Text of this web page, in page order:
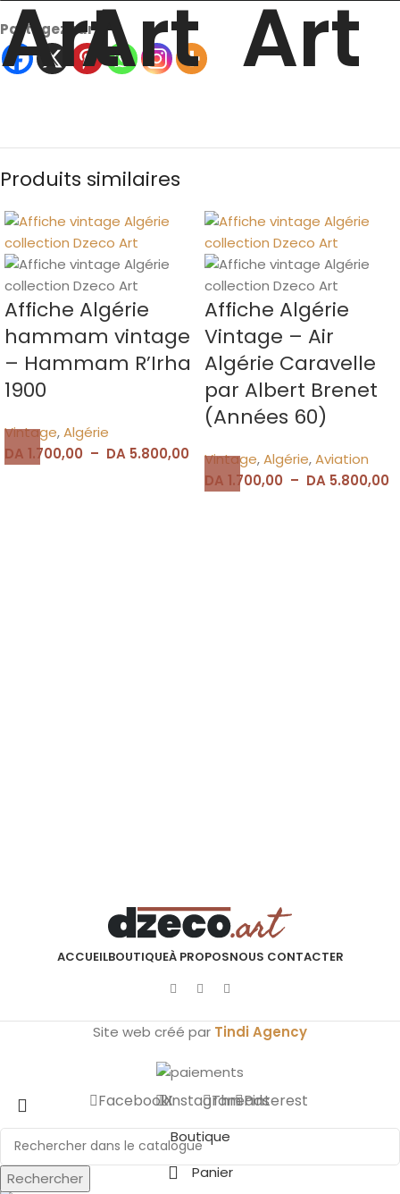
Partagez sur
Produits similaires
Affiche Algérie
hammam vintage
– Hammam R’Irha
1900
Vintage,Algérie
DA 1.700,00 – DA 5.800,00
Affiche Algérie
Vintage – Air
Algérie Caravelle
par Albert Brenet
(Années 60)
Vintage,Algérie,Aviation
DA 1.700,00 – DA 5.800,00
ACCUEILBOUTIQUEÀ PROPOSNOUS CONTACTER
Site web créé par Tindi Agency
Rechercher
FacebookXInstagramThreadsPinterest
Boutique
Panier